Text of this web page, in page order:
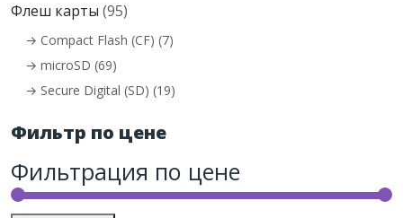
Флеш карты (95)
→ Compact Flash (CF) (7)
→ microSD (69)
→ Secure Digital (SD) (19)
Фильтр по цене
Фильтрация по цене